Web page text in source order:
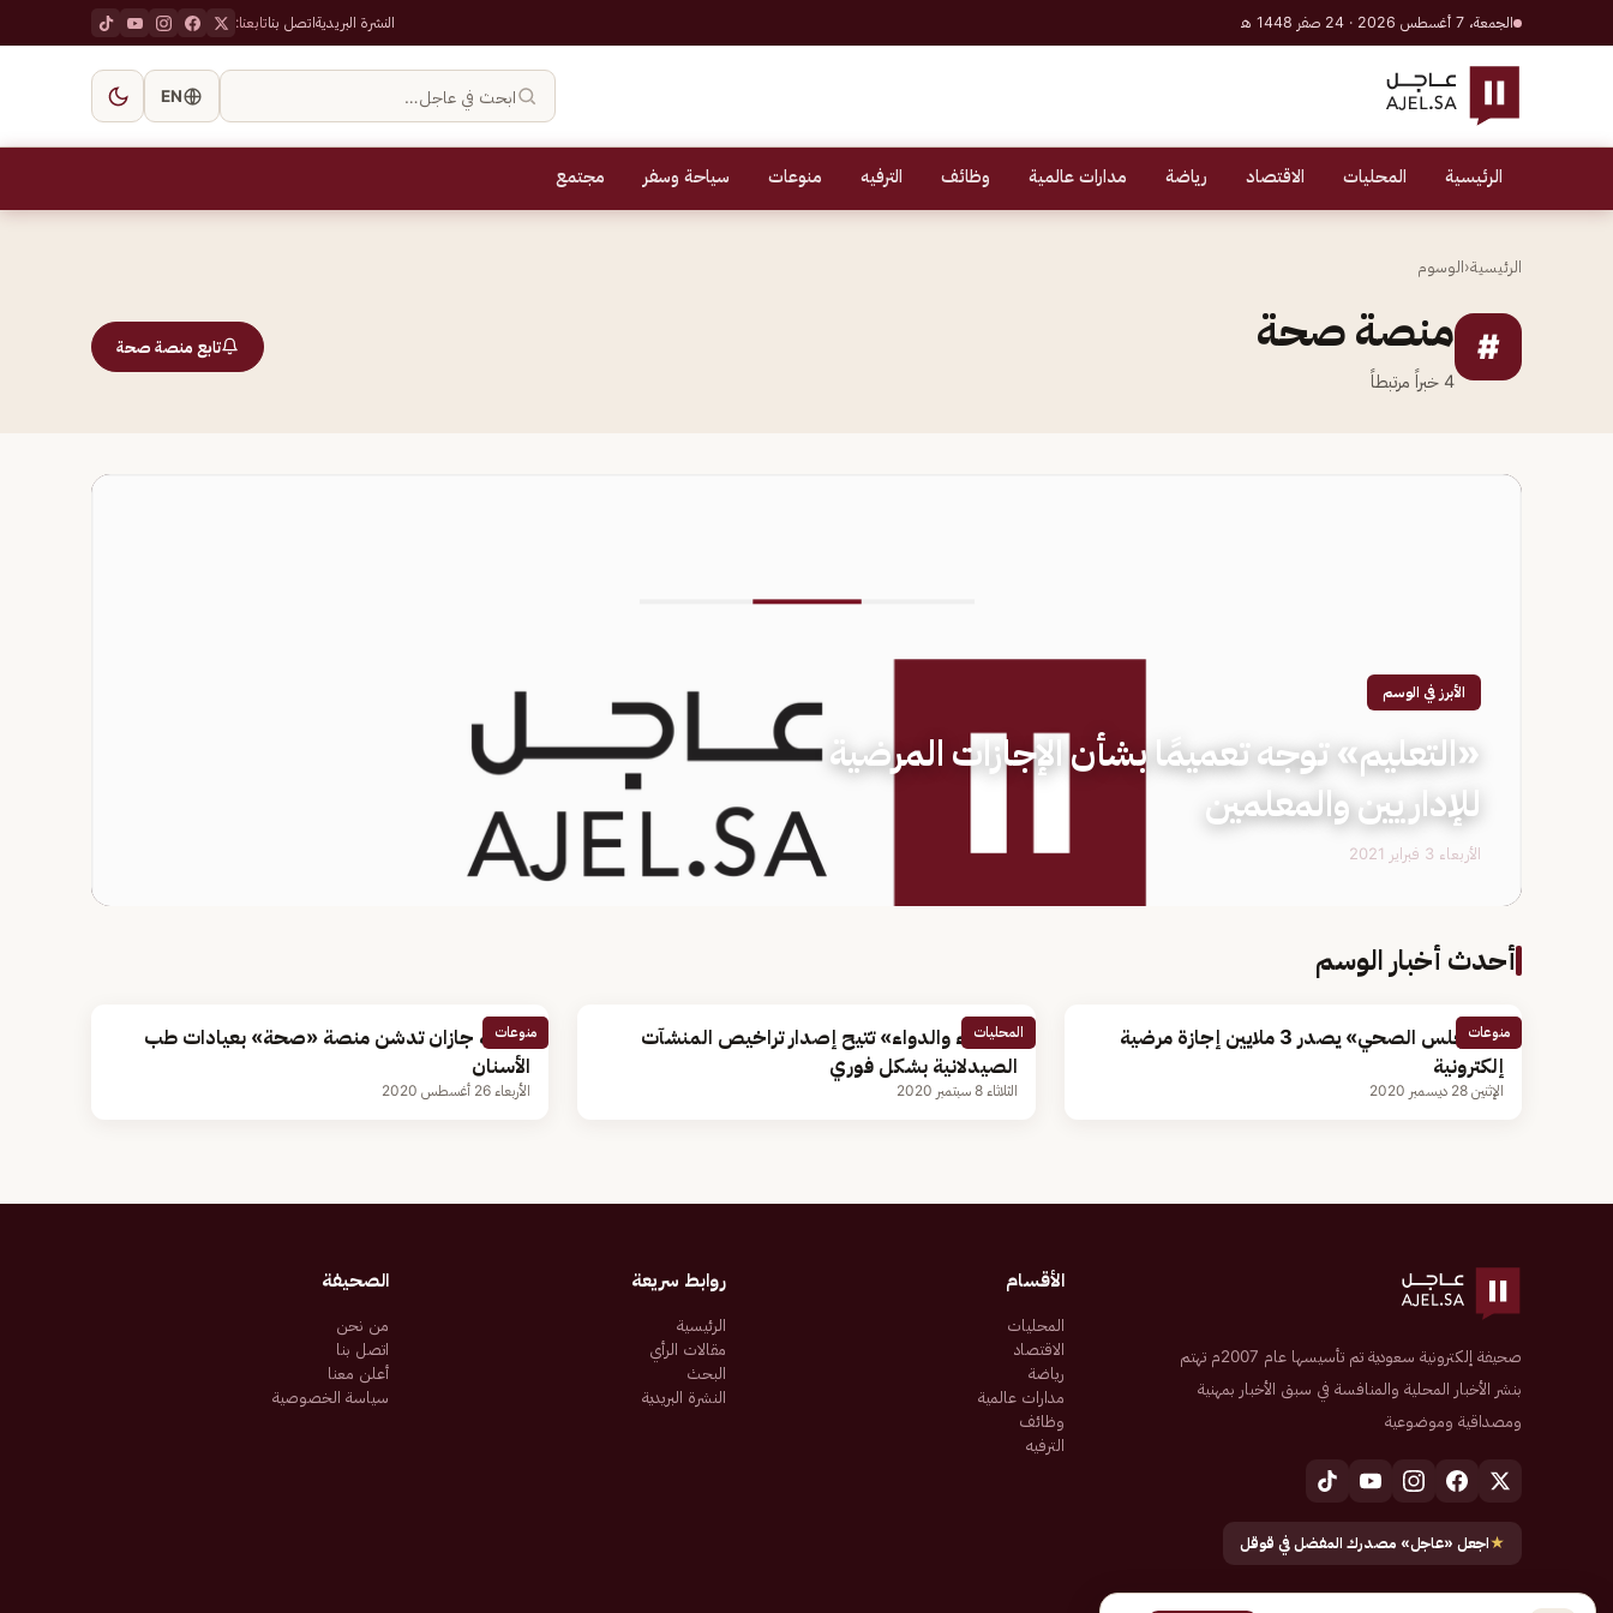
الجمعة، 7 أغسطس 2026 · 24 صفر 1448 هـ النشرة البريديةاتصل بناتابعنا:
ابحث في عاجل… EN
الرئيسية المحليات الاقتصاد رياضة مدارات عالمية وظائف الترفيه منوعات سياحة وسفر مجتمع
الرئيسية‹الوسوم
# منصة صحة
4 خبراً مرتبطاً
تابع منصة صحة
الأبرز في الوسم
«التعليم» توجه تعميمًا بشأن الإجازات المرضية
للإداريين والمعلمين
الأربعاء 3 فبراير 2021
أحدث أخبار الوسم
منوعات
«المجلس الصحي» يصدر 3 ملايين إجازة مرضية
إلكترونية
الإثنين 28 ديسمبر 2020
المحليات
«الغذاء والدواء» تتيح إصدار تراخيص المنشآت
الصيدلانية بشكل فوري
الثلاثاء 8 سبتمبر 2020
منوعات
جامعة جازان تدشن منصة «صحة» بعيادات طب
الأسنان
الأربعاء 26 أغسطس 2020
صحيفة إلكترونية سعودية تم تأسيسها عام 2007م تهتم
بنشر الأخبار المحلية والمنافسة في سبق الأخبار بمهنية
ومصداقية وموضوعية
★اجعل «عاجل» مصدرك المفضل في قوقل
الأقسام
المحليات
الاقتصاد
رياضة
مدارات عالمية
وظائف
الترفيه
روابط سريعة
الرئيسية
مقالات الرأي
البحث
النشرة البريدية
الصحيفة
من نحن
اتصل بنا
أعلن معنا
سياسة الخصوصية